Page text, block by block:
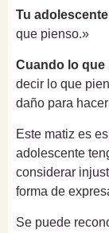
Tu
que pienso.»
Cuando lo que
decir lo que
daño para
Este matiz es
adolescente
considerar
forma de
Se puede